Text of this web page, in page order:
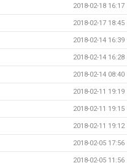
2018-02-18 16:17
2018-02-17 18:45
2018-02-14 16:39
2018-02-14 16:28
2018-02-14 08:40
2018-02-11 19:19
2018-02-11 19:15
2018-02-11 19:12
2018-02-05 17:56
2018-02-05 11:56